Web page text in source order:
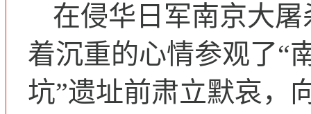
在侵华日军南京大
着沉重的心情参观了“
坑”遗址前肃立默哀，